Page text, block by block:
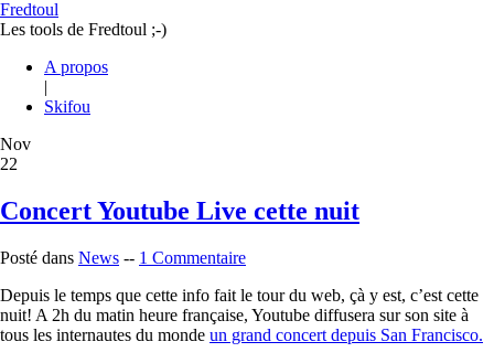
Fredtoul
Les tools de Fredtoul ;-)
A propos
|
Skifou
Nov
22
Concert Youtube Live cette nuit
Posté dans News -- 1 Commentaire
Depuis le temps que cette info fait le tour du web, çà y est, c’est cette
nuit! A 2h du matin heure française, Youtube diffusera sur son site à
tous les internautes du monde un grand concert depuis San Francisco.